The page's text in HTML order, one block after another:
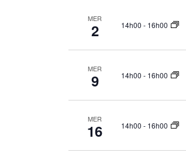
MER
2 14h00 - 16h00
MER
9 14h00 - 16h00
MER
16 14h00 - 16h00